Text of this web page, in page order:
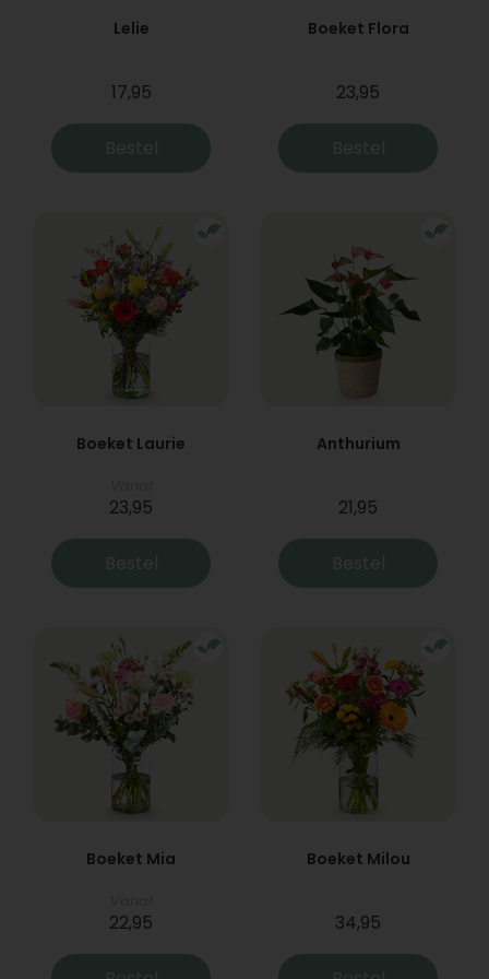
Lelie
17,95
Bestel
Boeket Flora
23,95
Bestel
Boeket Laurie
23,95
Bestel
Anthurium
21,95
Bestel
Boeket Mia
22,95
Boeket Milou
34,95